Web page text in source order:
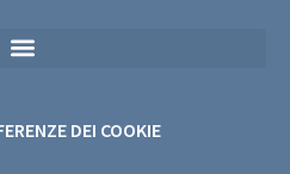
DEI COOKIE